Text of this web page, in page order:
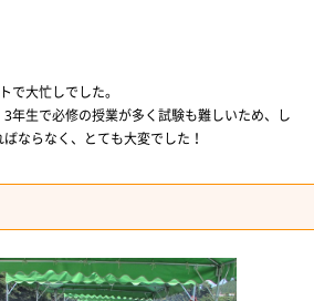
で大忙しでした。
年生で必修の授業が多く試験も難しいため、し
ならなく、とても大変でした！